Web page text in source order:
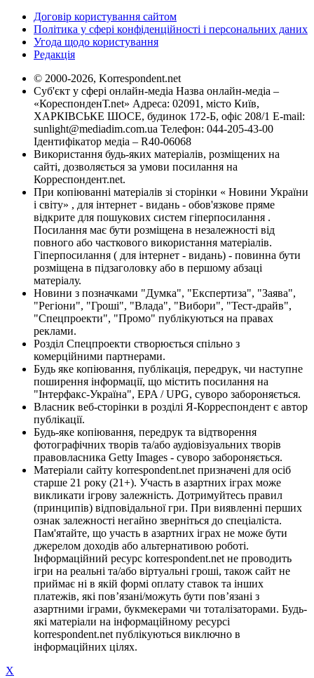
Договір користування сайтом
Політика у сфері конфіденційності і персональних даних
Угода щодо користування
Редакція
© 2000-2026, Korrespondent.net
Суб'єкт у сфері онлайн-медіа Назва онлайн-медіа –
«КореспонденТ.net» Адреса: 02091, місто Київ,
ХАРКІВСЬКЕ ШОСЕ, будинок 172-Б, офіс 208/1 E-mail:
sunlight@mediadim.com.ua Телефон: 044-205-43-00
Ідентифікатор медіа – R40-06068
Використання будь-яких матеріалів, розміщених на
сайті, дозволяється за умови посилання на
Корреспондент.net.
При копіюванні матеріалів зі сторінки « Новини України
і світу» , для інтернет - видань - обов'язкове пряме
відкрите для пошукових систем гіперпосилання .
Посилання має бути розміщена в незалежності від
повного або часткового використання матеріалів.
Гіперпосилання ( для інтернет - видань) - повинна бути
розміщена в підзаголовку або в першому абзаці
матеріалу.
Новини з позначками "Думка", "Експертиза", "Заява",
"Регіони", "Гроші", "Влада", "Вибори", "Тест-драйв",
"Спецпроекти", "Промо" публікуються на правах
реклами.
Розділ Спецпроекти створюється спільно з
комерційними партнерами.
Будь яке копіювання, публікація, передрук, чи наступне
поширення інформації, що містить посилання на
"Інтерфакс-Україна", EPA / UPG, суворо забороняється.
Власник веб-сторінки в розділі Я-Корреспондент є автор
публікації.
Будь-яке копіювання, передрук та відтворення
фотографічних творів та/або аудіовізуальних творів
правовласника Getty Images - суворо забороняється.
Матеріали сайту korrespondent.net призначені для осіб
старше 21 року (21+). Участь в азартних іграх може
викликати ігрову залежність. Дотримуйтесь правил
(принципів) відповідальної гри. При виявленні перших
ознак залежності негайно зверніться до спеціаліста.
Пам'ятайте, що участь в азартних іграх не може бути
джерелом доходів або альтернативою роботі.
Інформаційний ресурс korrespondent.net не проводить
ігри на реальні та/або віртуальні гроші, також сайт не
приймає ні в якій формі оплату ставок та інших
платежів, які пов’язані/можуть бути пов’язані з
азартними іграми, букмекерами чи тоталізаторами. Будь-
які матеріали на інформаційному ресурсі
korrespondent.net публікуються виключно в
інформаційних цілях.
X